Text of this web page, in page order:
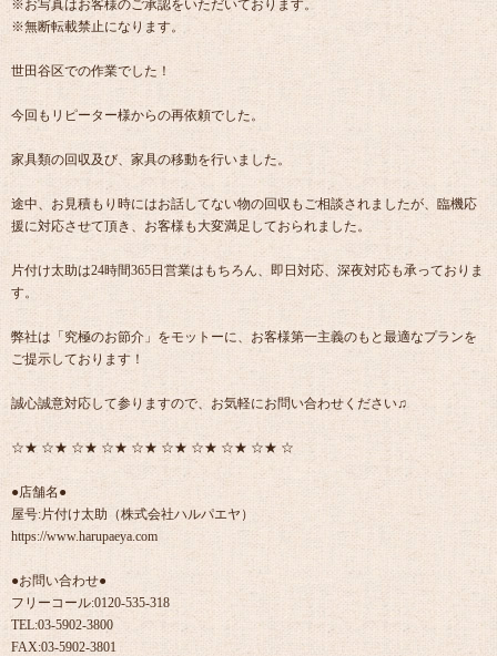
※お写真はお客様のご承認をいただいております。
※無断転載禁止になります。
世田谷区での作業でした！
今回もリピーター様からの再依頼でした。
家具類の回収及び、家具の移動を行いました。
途中、お見積もり時にはお話してない物の回収もご相談されましたが、臨機応
援に対応させて頂き、お客様も大変満足しておられました。
片付け太助は24時間365日営業はもちろん、即日対応、深夜対応も承っておりま
す。
弊社は「究極のお節介」をモットーに、お客様第一主義のもと最適なプランを
ご提示しております！
誠心誠意対応して参りますので、お気軽にお問い合わせください♫
☆★ ☆★ ☆★ ☆★ ☆★ ☆★ ☆★ ☆★ ☆★ ☆
●店舗名●
屋号:片付け太助（株式会社ハルパエヤ）
https://www.harupaeya.com
●お問い合わせ●
フリーコール:0120-535-318
TEL:03-5902-3800
FAX:03-5902-3801